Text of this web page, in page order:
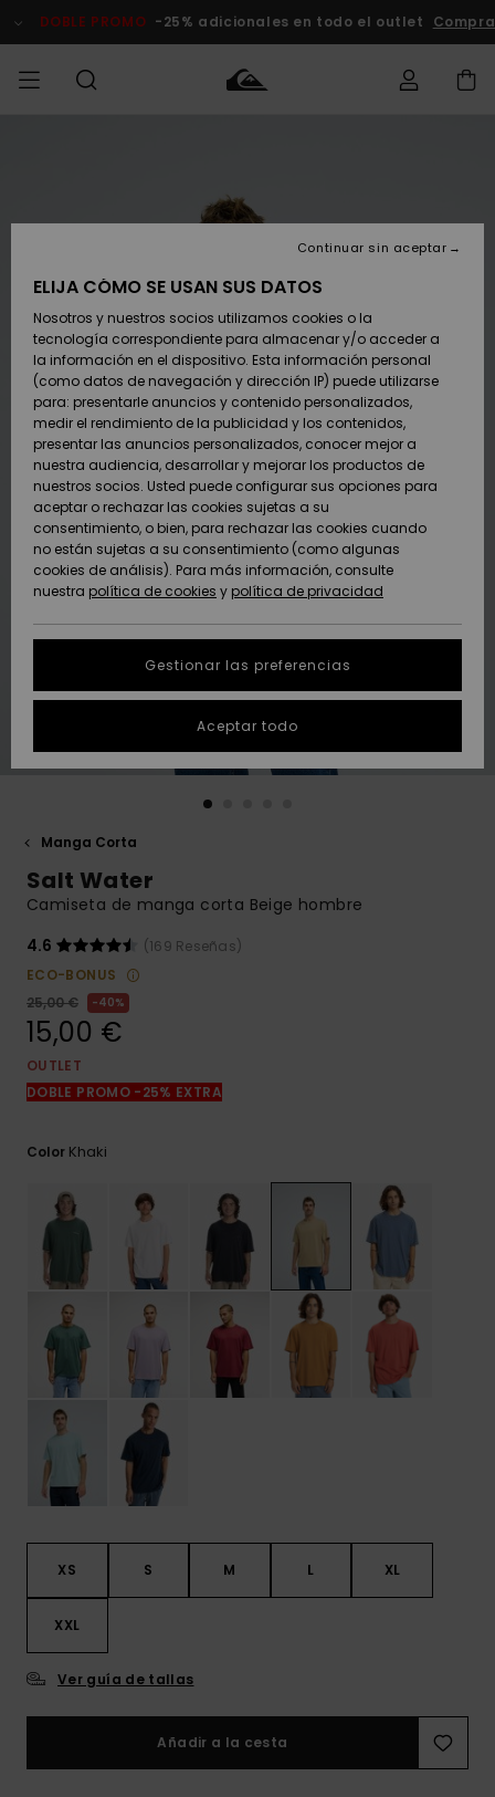
del
DOBLE PROMO -25% adicionales en todo el outlet
Zapatos y
chanclas
Surf
Snow
Novedades
Destacados
Zapatos y
chanclas
Surf
Snow
Novedades
Destacados
Destacados
Snow
SURF
Highlights
Comunidad
SNOW
Hombre
Snow Niños
Tienda
Snow Mujer
Destacados
Comunidad
DOBLE
PROMO
Outlet
Mujer
AYUDA &
CONTACTO
Envio
Devoluciones
Pago
Tarjeta de
regalo
Quiksilver
Freedom
Protección de
datos
personales
Inicia una
conversación
la respuesta
más rápida a
respuestas a
las preguntas
contacto.
SOSTENIBILIDAD
Manga Corta
Salt Water
Camiseta de manga corta Beige hombre
4.6
(169 Reseñas)
ECO-BONUS
25,00 €
40%
15,00 €
OUTLET
DOBLE PROMO -25% EXTRA
Color Khaki
XS S M L XL
XXL
Ver guía de tallas
Añadir a la cesta
ELIJA CÓMO SE USAN SUS DATOS
Nosotros y nuestros socios utilizamos cookies o la
tecnología correspondiente para almacenar y/o acceder a
la información en el dispositivo. Esta información personal
(como datos de navegación y dirección IP) puede utilizarse
para: presentarle anuncios y contenido personalizados,
medir el rendimiento de la publicidad y los contenidos,
presentar las anuncios personalizados, conocer mejor a
nuestra audiencia, desarrollar y mejorar los productos de
nuestros socios. Usted puede configurar sus opciones para
aceptar o rechazar las cookies sujetas a su
consentimiento, o bien, para rechazar las cookies cuando
no están sujetas a su consentimiento (como algunas
cookies de análisis). Para más información, consulte
nuestra política de cookies y política de privacidad
Gestionar las preferencias
Continuar sin aceptar
Aceptar todo